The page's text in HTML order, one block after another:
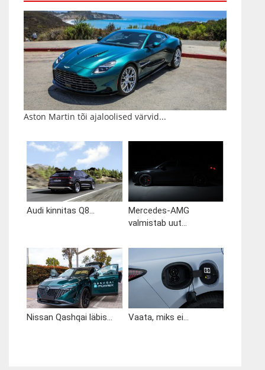
Aston Martin tõi ajaloolised värvid...
Audi kinnitas Q8...
Mercedes-AMG
valmistab uut...
Nissan Qashqai läbis... Vaata, miks ei...